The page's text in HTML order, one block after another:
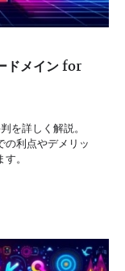
ドメイン for
を詳しく解説。
の利点やデメリッ
。